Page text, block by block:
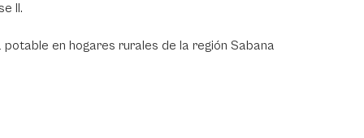
II.
en hogares rurales de la región Sabana